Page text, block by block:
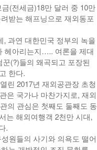
(전세금)18만 달러 중 10만
받는 해프닝으로 재외동포
, 과연 대한민국 정부의 녹을
헤아리는지….. 여론을 제대
(?)들의 왜곡되고 포장된
한다.
린 2017년 재외공관장 초청
은 국가나 마찬가지로, 재외
의 관심은 첫째도 둘째도 동
는 해외여행객 2천만 시대,
.
원들의 사기와 의욕도 떨어